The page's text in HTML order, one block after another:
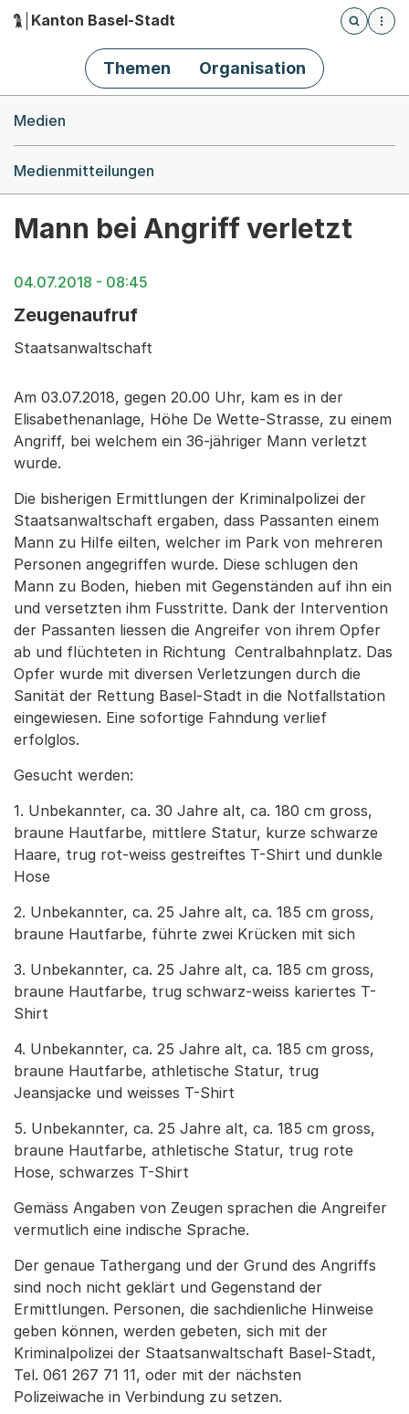
Hauptnavigation
Kanton Basel-Stadt
Öffnet
Themen Organisation
Medien
Medienmitteilungen
Mann bei Angriff verletzt
04.07.2018 - 08:45
Zeugenaufruf
Staatsanwaltschaft
Am 03.07.2018, gegen 20.00 Uhr, kam es in der
Elisabethenanlage, Höhe De Wette-Strasse, zu einem
Angriff, bei welchem ein 36-jähriger Mann verletzt
wurde.
Die bisherigen Ermittlungen der Kriminalpolizei der
Staatsanwaltschaft ergaben, dass Passanten einem
Mann zu Hilfe eilten, welcher im Park von mehreren
Personen angegriffen wurde. Diese schlugen den
Mann zu Boden, hieben mit Gegenständen auf ihn ein
und versetzten ihm Fusstritte. Dank der Intervention
der Passanten liessen die Angreifer von ihrem Opfer
ab und flüchteten in Richtung Centralbahnplatz. Das
Opfer wurde mit diversen Verletzungen durch die
Sanität der Rettung Basel-Stadt in die Notfallstation
eingewiesen. Eine sofortige Fahndung verlief
erfolglos.
Gesucht werden:
1. Unbekannter, ca. 30 Jahre alt, ca. 180 cm gross,
braune Hautfarbe, mittlere Statur, kurze schwarze
Haare, trug rot-weiss gestreiftes T-Shirt und dunkle
Hose
2. Unbekannter, ca. 25 Jahre alt, ca. 185 cm gross,
braune Hautfarbe, führte zwei Krücken mit sich
3. Unbekannter, ca. 25 Jahre alt, ca. 185 cm gross,
braune Hautfarbe, trug schwarz-weiss kariertes T-
Shirt
4. Unbekannter, ca. 25 Jahre alt, ca. 185 cm gross,
braune Hautfarbe, athletische Statur, trug
Jeansjacke und weisses T-Shirt
5. Unbekannter, ca. 25 Jahre alt, ca. 185 cm gross,
braune Hautfarbe, athletische Statur, trug rote
Hose, schwarzes T-Shirt
Gemäss Angaben von Zeugen sprachen die Angreifer
vermutlich eine indische Sprache.
Der genaue Tathergang und der Grund des Angriffs
sind noch nicht geklärt und Gegenstand der
Ermittlungen. Personen, die sachdienliche Hinweise
geben können, werden gebeten, sich mit der
Kriminalpolizei der Staatsanwaltschaft Basel-Stadt,
Tel. 061 267 71 11, oder mit der nächsten
Polizeiwache in Verbindung zu setzen.